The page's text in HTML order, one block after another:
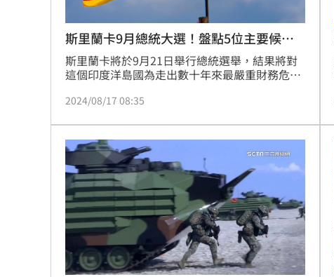
斯里蘭卡9月總統大選！盤點5位主要候選
人
斯里蘭卡將於9月21日舉行總統選舉，結果將對
這個印度洋島國為走出數十年來最嚴重財務危機
透社對幾位主要候選人的介紹。
2024/08/17 08:35